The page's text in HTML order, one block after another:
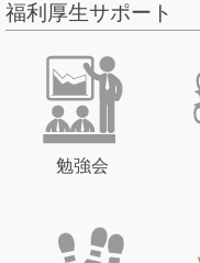
福利厚生サポート
勉強会